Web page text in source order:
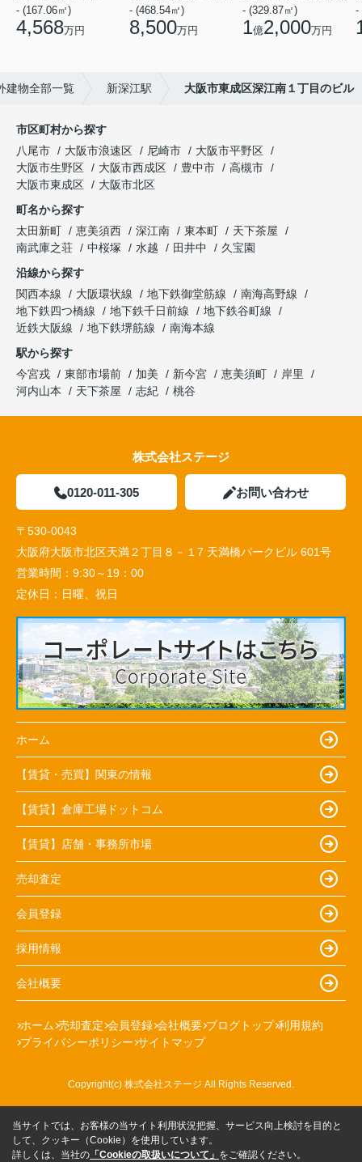
- (167.06㎡)
4,568万円
- (468.54㎡)
8,500万円
- (329.87㎡)
1億2,000万円
-
建物全部一覧 新深江駅 大阪市東成区深江南１丁目のビル
市区町村から探す
八尾市
大阪市浪速区 尼崎市
大阪市平野区
大阪市生野区
大阪市西成区 豊中市
高槻市
大阪市東成区
大阪市北区
町名から探す
太田新町
恵美須西 深江南 東本町
天下茶屋
南武庫之荘
中桜塚 水越 田井中
久宝園
沿線から探す
関西本線
大阪環状線 地下鉄御堂筋線
南海高野線
地下鉄四つ橋線
地下鉄千日前線
地下鉄谷町線
近鉄大阪線
地下鉄堺筋線
南海本線
駅から探す
今宮戎
東部市場前 加美 新今宮 恵美須町
岸里
河内山本
天下茶屋 志紀 桃谷
株式会社ステージ
0120-011-305 お問い合わせ
〒530-0043
大阪府大阪市北区天満２丁目８－１7 天満橋パークビル 601号
営業時間： 9:30～19：00
定休日： 日曜、祝日
ホーム
【賃貸・売買】関東の情報
【賃貸】倉庫工場ドットコム
【賃貸】店舗・事務所市場
売却査定
会員登録
採用情報
会社概要
ホーム 売却査定 会員登録 会社概要 ブログトップ 利用規約
プライバシーポリシー サイトマップ
Copyright(c) 株式会社ステージ All Rights Reserved.
当サイトでは、お客様の当サイト利用状況把握、サービス向上検討を目的と
して、クッキー（Cookie）を使用しています。
詳しくは、当社の 「Cookieの取扱いについて」 をご確認ください。